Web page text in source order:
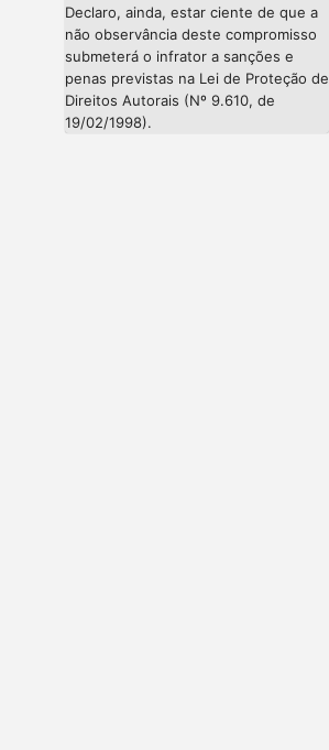
Declaro, ainda, estar ciente de que a
não observância deste compromisso
submeterá o infrator a sanções e
penas previstas na Lei de Proteção de
Direitos Autorais (Nº 9.610, de
19/02/1998).